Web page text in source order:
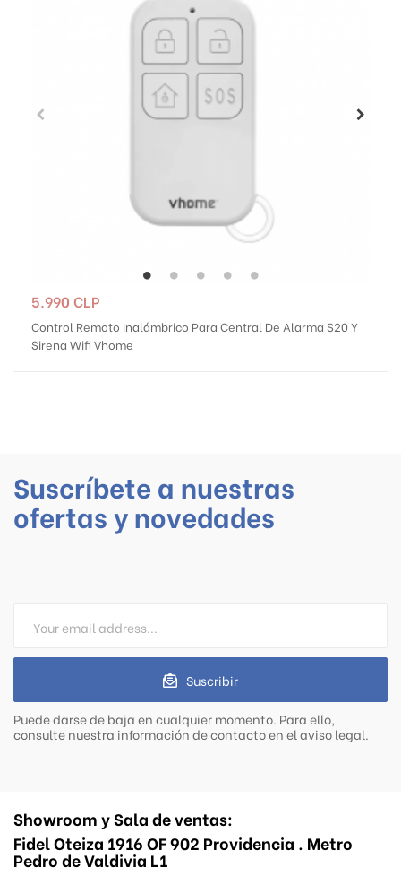
Precio
5.990 CLP
Control Remoto Inalámbrico Para Central De Alarma S20 Y
Sirena Wifi Vhome
Suscríbete a nuestras
ofertas y novedades
Suscribir
Puede darse de baja en cualquier momento. Para ello,
consulte nuestra información de contacto en el aviso legal.
Showroom y Sala de ventas:
Fidel Oteiza 1916 OF 902 Providencia . Metro
Pedro de Valdivia L1